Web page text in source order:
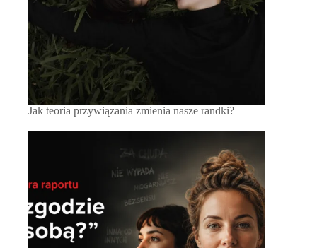
Jak teoria przywiązania zmienia nasze randki?